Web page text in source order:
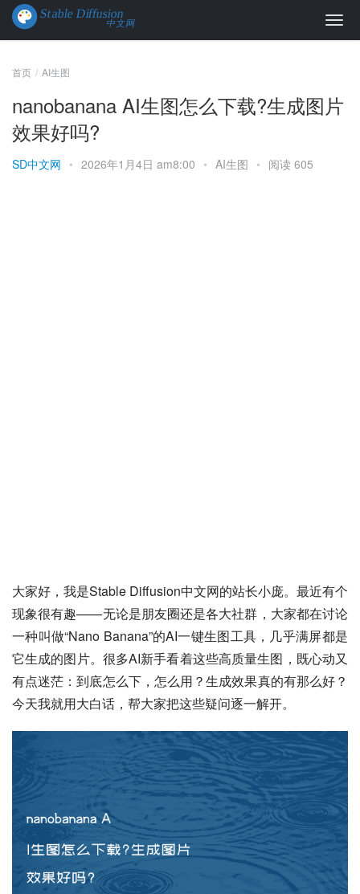
首页 AI生图
nanobanana AI生图怎么下载?生成图片
效果好吗?
SD中文网 • 2026年1月4日 am8:00 • AI生图 • 阅读 605
大家好，我是Stable Diffusion中文网的站长小庞。最近有个
现象很有趣——无论是朋友圈还是各大社群，大家都在讨论
一种叫做“Nano Banana”的AI一键生图工具，几乎满屏都是
它生成的图片。很多AI新手看着这些高质量生图，既心动又
有点迷茫：到底怎么下，怎么用？生成效果真的有那么好？
今天我就用大白话，帮大家把这些疑问逐一解开。